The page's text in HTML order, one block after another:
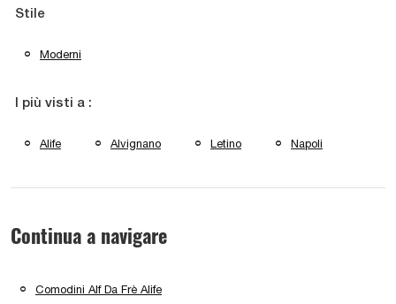
Stile
Moderni
I più visti a :
Alife Alvignano Letino Napoli
Continua a navigare
Comodini Alf Da Frè Alife